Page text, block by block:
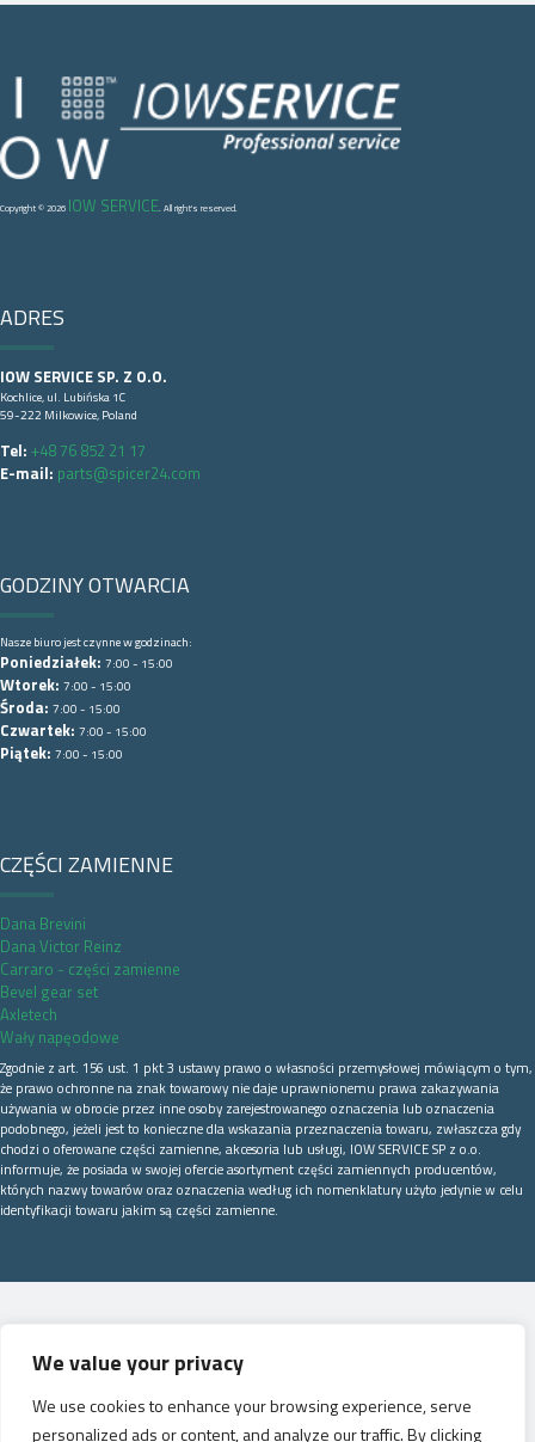
We value your privacy
We use cookies to enhance your browsing experience, serve
personalized ads or content, and analyze our traffic. By clicking
Copyright © 2026 IOW SERVICE. All right's reserved.
ADRES
IOW SERVICE SP. Z O.O.
Kochlice, ul. Lubińska 1C
59-222 Milkowice, Poland
Tel: +48 76 852 21 17
E-mail: parts@spicer24.com
GODZINY OTWARCIA
Nasze biuro jest czynne w godzinach:
Poniedziałek: 7:00 - 15:00
Wtorek: 7:00 - 15:00
Środa: 7:00 - 15:00
Czwartek: 7:00 - 15:00
Piątek: 7:00 - 15:00
CZĘŚCI ZAMIENNE
Dana Brevini
Dana Victor Reinz
Carraro - części zamienne
Bevel gear set
Axletech
Wały napęodowe
Zgodnie z art. 156 ust. 1 pkt 3 ustawy prawo o własności przemysłowej mówiącym o tym,
że prawo ochronne na znak towarowy nie daje uprawnionemu prawa zakazywania
używania w obrocie przez inne osoby zarejestrowanego oznaczenia lub oznaczenia
podobnego, jeżeli jest to konieczne dla wskazania przeznaczenia towaru, zwłaszcza gdy
chodzi o oferowane części zamienne, akcesoria lub usługi, IOW SERVICE SP z o.o.
informuje, że posiada w swojej ofercie asortyment części zamiennych producentów,
których nazwy towarów oraz oznaczenia według ich nomenklatury użyto jedynie w celu
identyfikacji towaru jakim są części zamienne.